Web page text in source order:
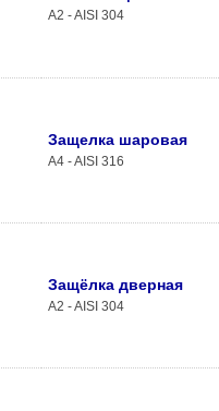
A2 - AISI 304
Защелка шаровая
A4 - AISI 316
Защёлка дверная
A2 - AISI 304